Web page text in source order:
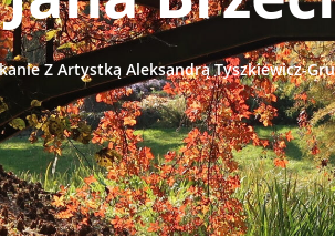
Z Artystką Aleksandrą Tyszkiewicz-